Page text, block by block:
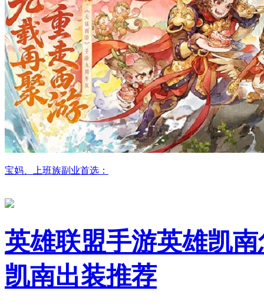
宝妈、上班族副业首选：
英雄联盟手游英雄凯
凯南出装推荐